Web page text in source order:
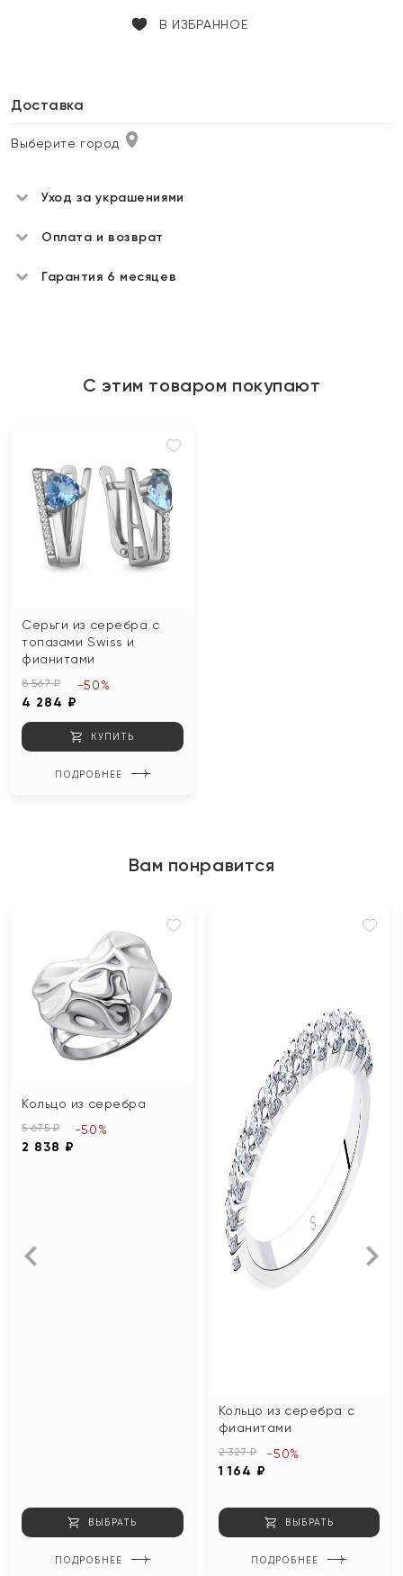
В ИЗБРАННОЕ
Доставка
Выберите город
Уход за украшениями
Оплата и возврат
Гарантия 6 месяцев
С этим товаром покупают
Серьги из серебра с
топазами Swiss и
фианитами
8 567 ₽
4 284 ₽
-50%
КУПИТЬ
ПОДРОБНЕЕ
Вам понравится
Кольцо из серебра
5 675 ₽
2 838 ₽
-50%
ВЫБРАТЬ
ПОДРОБНЕЕ
Кольцо из серебра с
фианитами
2 327 ₽
1 164 ₽
-50%
ВЫБРАТЬ
ПОДРОБНЕЕ